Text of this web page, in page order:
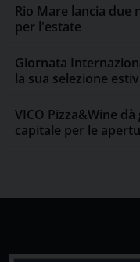
Rio Mare lancia due
per l'estate
Giornata
la sua selezione
VICO Pizza&Wine
capitale per le